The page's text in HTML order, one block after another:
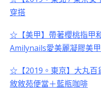
穿搭
☆【美甲】帶著櫻桃指甲
Amilynails愛美麗凝膠美
☆【2019。東京】大丸百
敘敘苑便當＋藍瓶咖啡